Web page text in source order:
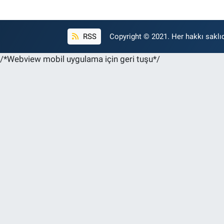
RSS Copyright © 2021. Her hakkı
/*Webview mobil uygulama için geri tuşu*/